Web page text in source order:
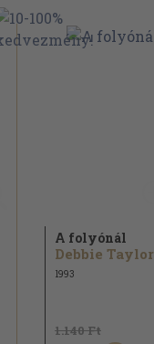
A folyónál
Debbie Taylor
1993
1.140 Ft